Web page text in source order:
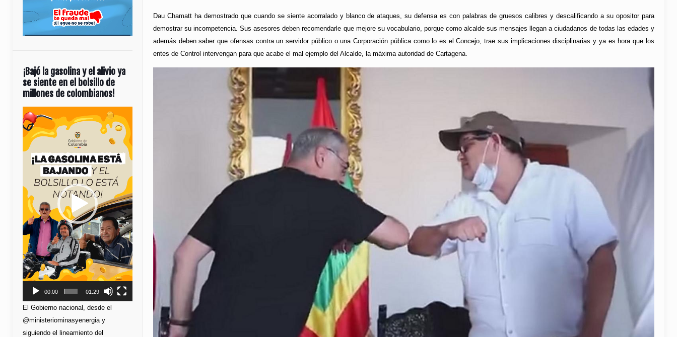
Dau Chamatt ha demostrado que cuando se siente acorralado y blanco de ataques, su defensa es con palabras de gruesos calibres y descalificando a su opositor para
demostrar su incompetencia. Sus asesores deben recomendarle que mejore su vocabulario, porque como alcalde sus mensajes llegan a ciudadanos de todas las edades y
además deben saber que ofensas contra un servidor público o una Corporación pública como lo es el Concejo, trae sus implicaciones disciplinarias y ya es hora que los
entes de Control intervengan para que acabe el mal ejemplo del Alcalde, la máxima autoridad de Cartagena.
¡Bajó la gasolina y el alivio ya
se siente en el bolsillo de
millones de colombianos!
Reproductor
de
vídeo
00:00 01:29
El Gobierno nacional, desde el
@ministeriominasyenergia y
siguiendo el lineamiento del